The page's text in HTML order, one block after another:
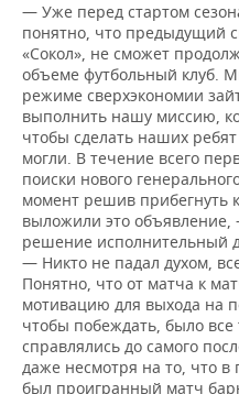
— Уже перед стартом
понятно, что предыдущий
«Сокол», не сможет
объеме футбольный клуб.
режиме сверхэкономии
выполнить нашу миссию,
чтобы сделать наших
могли. В течение всего
поиски нового
момент решив прибегнуть
выложили это объявление,
решение исполнительный
— Никто не падал духом,
Понятно, что от матча к
мотивацию для выхода на
чтобы побеждать, было все
справлялись до самого
даже несмотря на то, что в
был проигранный матч